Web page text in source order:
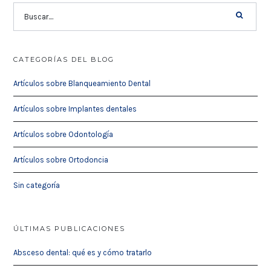
CATEGORÍAS DEL BLOG
Artículos sobre Blanqueamiento Dental
Artículos sobre Implantes dentales
Artículos sobre Odontología
Artículos sobre Ortodoncia
Sin categoría
ÚLTIMAS PUBLICACIONES
Absceso dental: qué es y cómo tratarlo